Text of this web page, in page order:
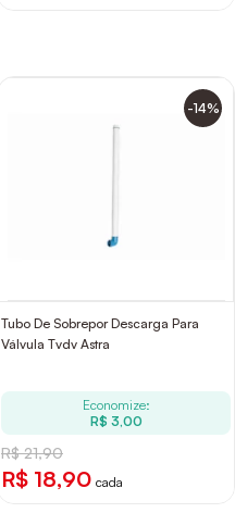
-14%
Tubo De Sobrepor Descarga Para
Válvula Tvdv Astra
Economize:
R$ 3,00
R$ 21,90
R$ 18,90 cada